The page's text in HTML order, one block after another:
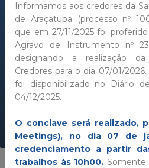
Home
Informamos aos credores da
de Araçatuba (processo nº
que em 27/11/2025 foi
Agravo de Instrumento nº
designando a realização
Credores para o dia 07/01/
foi disponibilizado no Diário
04/12/2025.
O conclave será realizado,
Meetings), no dia 07 de
credenciamento a partir
trabalhos às 10h00. Somente